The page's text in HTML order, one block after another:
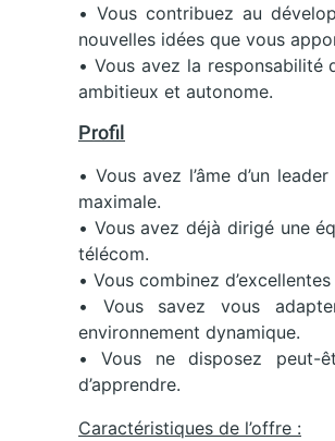
• Vous contribuez au
nouvelles idées que vous
• Vous avez la responsabilité
ambitieux et autonome.
Profil
• Vous avez l’âme d’un
maximale.
• Vous avez déjà dirigé une
télécom.
• Vous combinez
• Vous savez vous
environnement dynamique.
• Vous ne disposez peut-
d’apprendre.
Caractéristiques de l’offre :